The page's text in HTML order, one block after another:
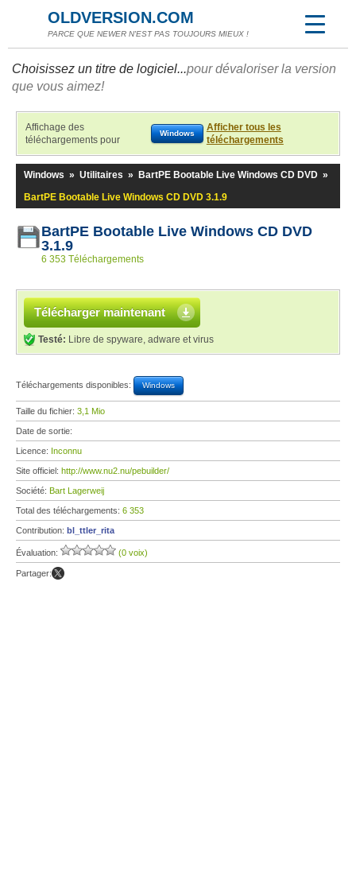
OLDVERSION.COM
PARCE QUE NEWER N'EST PAS TOUJOURS MIEUX !
Choisissez un titre de logiciel...pour dévaloriser la version
que vous aimez!
Affichage des
téléchargements pour
Windows
Afficher tous les
téléchargements
Windows » Utilitaires » BartPE Bootable Live Windows CD DVD »
BartPE Bootable Live Windows CD DVD 3.1.9
BartPE Bootable Live Windows CD DVD
3.1.9
6 353 Téléchargements
Télécharger maintenant
Testé: Libre de spyware, adware et virus
Téléchargements disponibles: Windows
Taille du fichier: 3,1 Mio
Date de sortie:
Licence: Inconnu
Site officiel: http://www.nu2.nu/pebuilder/
Société: Bart Lagerweij
Total des téléchargements: 6 353
Contribution: bl_ttler_rita
Évaluation: (0 voix)
Partager: